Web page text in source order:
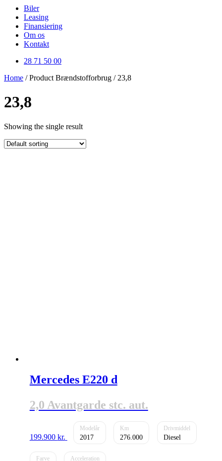
Biler
Leasing
Finansiering
Om os
Kontakt
28 71 50 00
Home / Product Brændstofforbrug / 23,8
23,8
Showing the single result
Mercedes E220 d
2,0 Avantgarde stc. aut.
199.900 kr. 2017 276.000 Diesel